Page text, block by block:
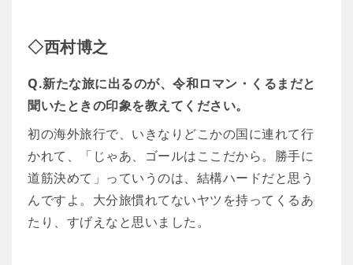
◇西村博之
Q.新たな旅に出るのが、令和ロマン・くるまだと
聞いたときの印象を教えてください。
初の海外旅行で、いきなりどこかの国に連れて行
かれて、「じゃあ、ゴールはここだから。勝手に
道筋決めて」っていうのは、結構ハードだと思う
んですよ。大分旅慣れてないヤツを持ってくるあ
たり、すげえなと思いました。